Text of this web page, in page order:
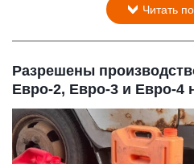
Читать
Разрешены
Евро-2, Евро-3 и Евро-4